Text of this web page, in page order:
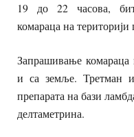
19 до 22 часова,
комараца на
Запрашивање комараца
и са земље. Третман
препарата на бази
делтаметрина.